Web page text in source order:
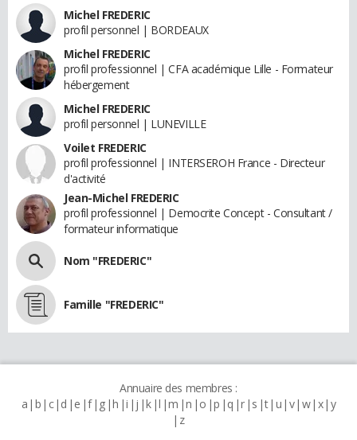
Michel FREDERIC
profil personnel | BORDEAUX
Michel FREDERIC
profil professionnel | CFA académique Lille - Formateur
hébergement
Michel FREDERIC
profil personnel | LUNEVILLE
Voilet FREDERIC
profil professionnel | INTERSEROH France - Directeur
d'activité
Jean-Michel FREDERIC
profil professionnel | Democrite Concept - Consultant /
formateur informatique
Nom "FREDERIC"
Famille "FREDERIC"
Annuaire des membres :
a b c d e f g h i j k l m n o p q r s t u v w x y
z